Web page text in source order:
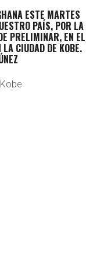
ESTE MARTES
PAÍS, POR LA
PRELIMINAR, EN EL
CIUDAD DE KOBE.